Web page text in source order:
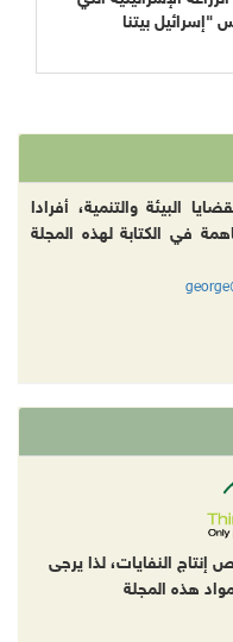
البيئة والتنمية، أفرادا
في الكتابة لهذه المجلة
النفايات، لذا يرجى
هذه المجلة